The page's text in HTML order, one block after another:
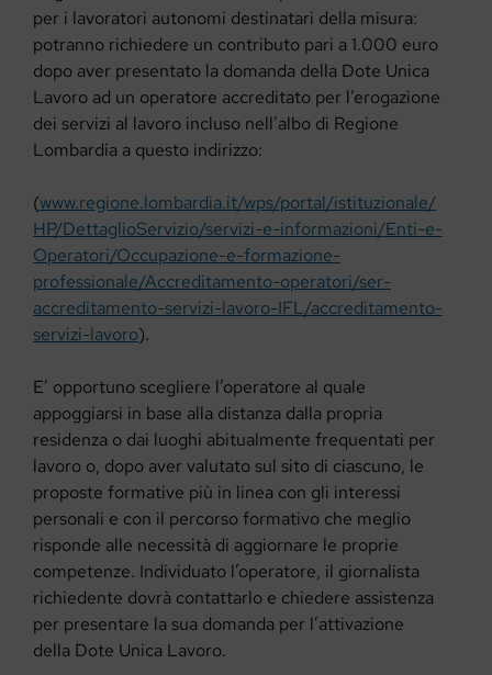
per i lavoratori autonomi destinatari della misura:
potranno richiedere un contributo pari a 1.000 euro
dopo aver presentato la domanda della Dote Unica
Lavoro ad un operatore accreditato per l’erogazione
dei servizi al lavoro incluso nell’albo di Regione
Lombardia a questo indirizzo:
(www.regione.lombardia.it/wps/portal/istituzionale/
HP/DettaglioServizio/servizi-e-informazioni/Enti-e-
Operatori/Occupazione-e-formazione-
professionale/Accreditamento-operatori/ser-
accreditamento-servizi-lavoro-IFL/accreditamento-
servizi-lavoro).
E’ opportuno scegliere l’operatore al quale
appoggiarsi in base alla distanza dalla propria
residenza o dai luoghi abitualmente frequentati per
lavoro o, dopo aver valutato sul sito di ciascuno, le
proposte formative più in linea con gli interessi
personali e con il percorso formativo che meglio
risponde alle necessità di aggiornare le proprie
competenze. Individuato l’operatore, il giornalista
richiedente dovrà contattarlo e chiedere assistenza
per presentare la sua domanda per l’attivazione
della Dote Unica Lavoro.